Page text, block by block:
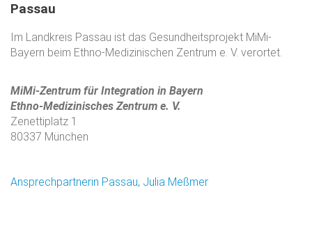
Passau
Im Landkreis Passau ist das Gesundheitsprojekt MiMi-
Bayern beim Ethno-Medizinischen Zentrum e. V. verortet.
MiMi-Zentrum für Integration in Bayern
Ethno-Medizinisches Zentrum e. V.
Zenettiplatz 1
80337 München
Ansprechpartnerin Passau, Julia Meßmer